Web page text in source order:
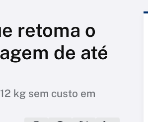
retoma o
de até
kg sem custo em